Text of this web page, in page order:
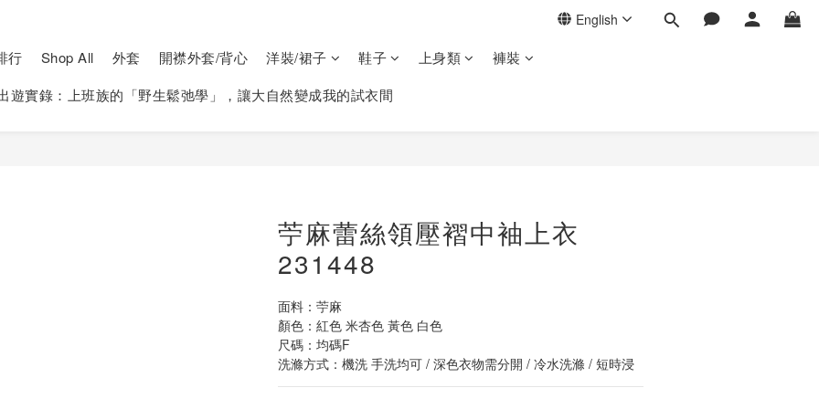
English
行 Shop All 外套 開襟外套/背心 洋裝/裙子 鞋子 上身類
褲裝
遊實錄：上班族的「野生鬆弛學」，讓大自然變成我的試衣間
苧麻蕾絲領壓褶中袖上衣
231448
面料：苧麻
顏色：紅色 米杏色 黃色 白色
尺碼：均碼F
洗滌方式：機洗 手洗均可 / 深色衣物需分開 / 冷水洗滌 / 短時浸